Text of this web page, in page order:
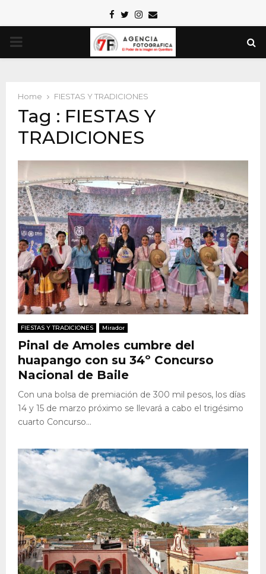
Facebook
TwitterInstagram
Email
PRIMARY
Home FIESTAS Y TRADICIONES
Tag : FIESTAS Y
TRADICIONES
FIESTAS Y TRADICIONES Mirador
Pinal de Amoles cumbre del
huapango con su 34º Concurso
Nacional de Baile
Con una bolsa de premiación de 300 mil pesos, los días
14 y 15 de marzo próximo se llevará a cabo el trigésimo
cuarto Concurso...